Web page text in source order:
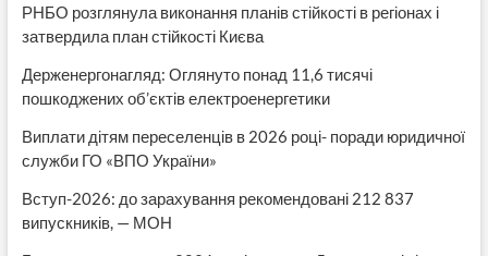
РНБО розглянула виконання планів стійкості в регіонах і
затвердила план стійкості Києва
Держенергонагляд: Оглянуто понад 11,6 тисячі
пошкоджених об’єктів електроенергетики
Виплати дітям переселенців в 2026 році- поради юридичної
служби ГО «ВПО України»
Вступ-2026: до зарахування рекомендовані 212 837
випускників, — МОН